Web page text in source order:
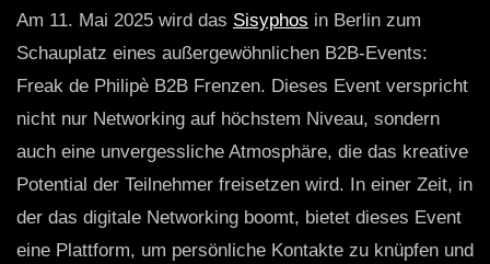
Am 11. Mai 2025 wird das Sisyphos in Berlin zum
Schauplatz eines außergewöhnlichen B2B-Events:
Freak de Philipè B2B Frenzen. Dieses Event verspricht
nicht nur Networking auf höchstem Niveau, sondern
auch eine unvergessliche Atmosphäre, die das kreative
Potential der Teilnehmer freisetzen wird. In einer Zeit, in
der das digitale Networking boomt, bietet dieses Event
eine Plattform, um persönliche Kontakte zu knüpfen und